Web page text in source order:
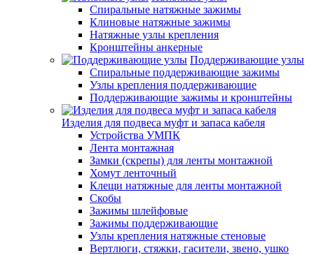
Спиральные натяжные зажимы
Клиновые натяжные зажимы
Натяжные узлы крепления
Кронштейны анкерные
Поддерживающие узлы
Спиральные поддерживающие зажимы
Узлы крепления поддерживающие
Поддерживающие зажимы и кронштейны
Изделия для подвеса муфт и запаса кабеля
Устройства УМПК
Лента монтажная
Замки (скрепы) для ленты монтажной
Хомут ленточный
Клещи натяжные для ленты монтажной
Скобы
Зажимы шлейфовые
Зажимы поддерживающие
Узлы крепления натяжные стеновые
Вертлюги, стяжки, гасители, звено, ушко